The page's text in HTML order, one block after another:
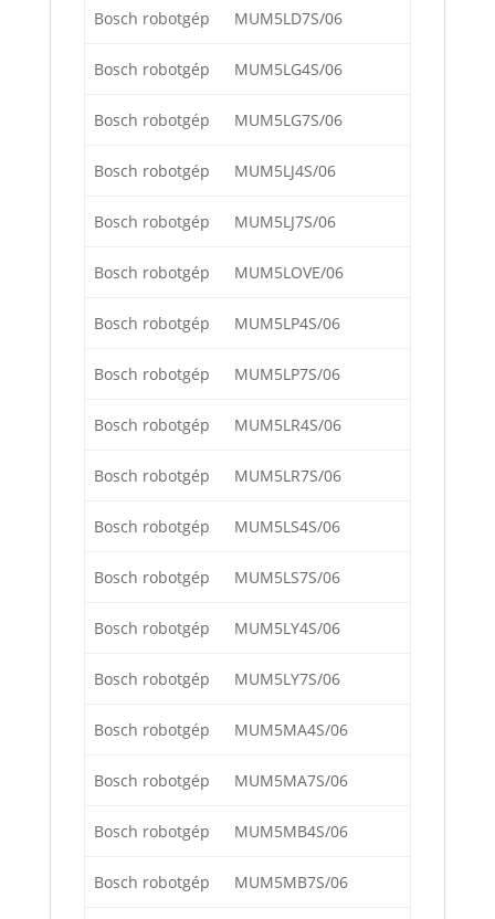
Bosch robotgép MUM5LD7S/06
Bosch robotgép MUM5LG4S/06
Bosch robotgép MUM5LG7S/06
Bosch robotgép MUM5LJ4S/06
Bosch robotgép MUM5LJ7S/06
Bosch robotgép MUM5LOVE/06
Bosch robotgép MUM5LP4S/06
Bosch robotgép MUM5LP7S/06
Bosch robotgép MUM5LR4S/06
Bosch robotgép MUM5LR7S/06
Bosch robotgép MUM5LS4S/06
Bosch robotgép MUM5LS7S/06
Bosch robotgép MUM5LY4S/06
Bosch robotgép MUM5LY7S/06
Bosch robotgép MUM5MA4S/06
Bosch robotgép MUM5MA7S/06
Bosch robotgép MUM5MB4S/06
Bosch robotgép MUM5MB7S/06